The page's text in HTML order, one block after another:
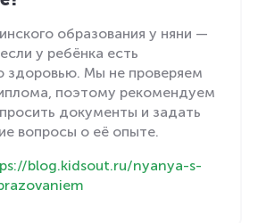
образования у няни —
у ребёнка есть
здоровью. Мы не проверяем
поэтому рекомендуем
документы и задать
вопросы о её опыте.
blog.kidsout.ru/nyanya-s-